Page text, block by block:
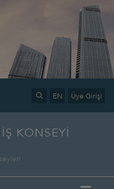
EN Üye Girişi
KONSEYİ